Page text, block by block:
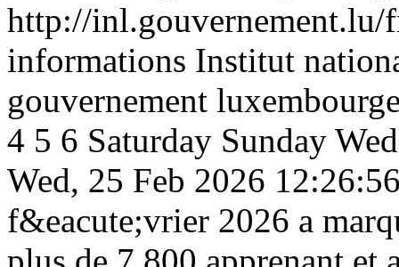
http://
informations Institut
gouvernement
4 5 6 Saturday Sunday
Wed, 25 Feb 2026
f&eacute;vrier 2026 a